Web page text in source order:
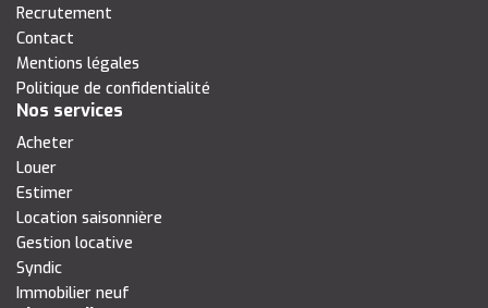
Recrutement
Contact
Mentions légales
Politique de confidentialité
Nos services
Acheter
Louer
Estimer
Location saisonnière
Gestion locative
Syndic
Immobilier neuf